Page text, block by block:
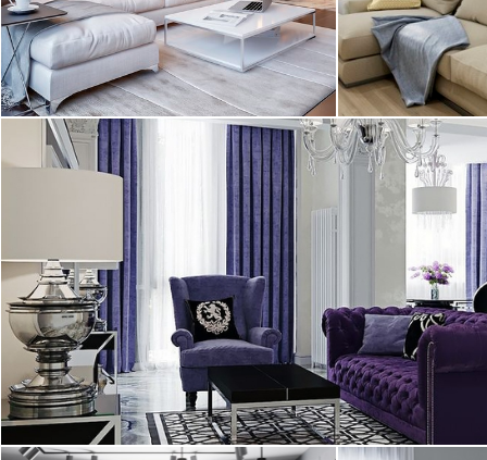
квартира, 145 м
24.01.2017
квартира, 69 м
Современный
Дизайн квартиры в ЖК "Империал",
выполненный дизайнером Студии Элитного
Жилья - Виктором Мойса. Интерьер ...
квартира, 127 м
20.01.2017